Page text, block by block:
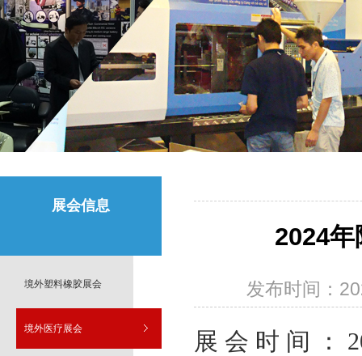
展会信息
境外塑料橡胶展会
境外医疗展会
2024
发布时间：
展 会 时 间 ：